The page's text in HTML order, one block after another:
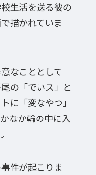
生活を送る彼の
描かれていま
なこととして
の「でいス」と
に「変なやつ」
なか輪の中に入
件が起こりま